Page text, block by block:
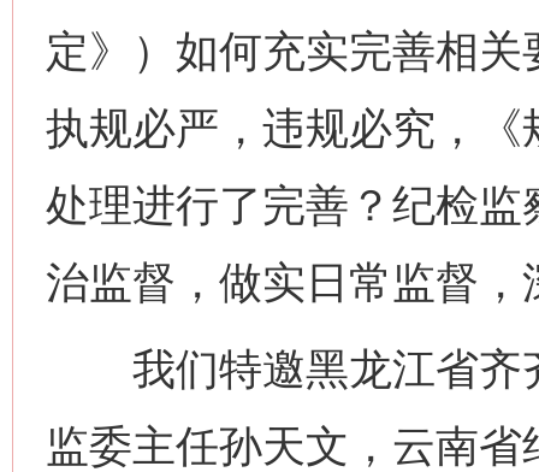
定》）如何充实完善相
执规必严，违规必究，
处理进行了完善？纪检
治监督，做实日常监督，
我们特邀黑龙江省齐
监委主任孙天文，云南